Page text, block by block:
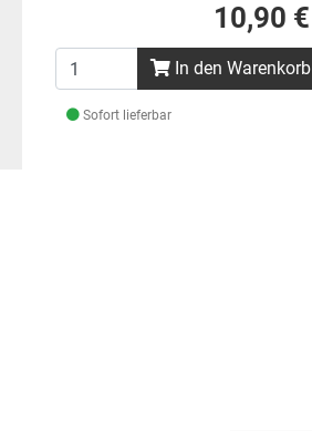
10,90 €
In den Warenkorb
Sofort lieferbar